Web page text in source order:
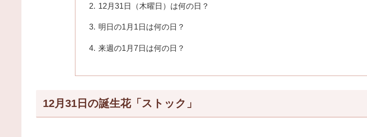
12月31日（木曜日）は何の日？
明日の1月1日は何の日？
来週の1月7日は何の日？
12月31日の誕生花「ストック」